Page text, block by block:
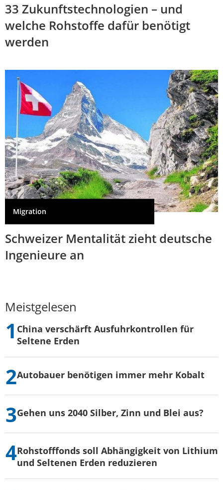
33 Zukunftstechnologien – und
welche Rohstoffe dafür benötigt
werden
Migration
Schweizer Mentalität zieht deutsche
Ingenieure an
Meistgelesen
China verschärft Ausfuhrkontrollen für
Seltene Erden
Autobauer benötigen immer mehr Kobalt
Gehen uns 2040 Silber, Zinn und Blei aus?
Rohstofffonds soll Abhängigkeit von Lithium
und Seltenen Erden reduzieren